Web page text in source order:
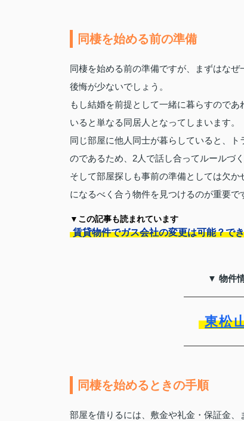
同棲を始める前の準備
同棲を始める前の準備ですが、まずはな
後悔が少ないでしょう。
もし結婚を前提として一緒に暮らすので
いると単なる同居人となってしまいます。
同じ部屋に他人同士が暮らしていると、
のであるため、2人で話し合ってルールづ
そして部屋探しも事前の準備としては欠
になるべく合う物件を見つけるのが重要で
▼この記事も読まれています
賃貸物件でガス会社の変更は可能？で
▼ 物件
東松
同棲を始めるときの手順
部屋を借りるには、敷金や礼金・保証金